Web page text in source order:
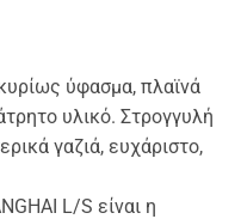
ύφασμα, πλαϊνά
υλικό. Στρογγυλή
γαζιά, ευχάριστο,
L/S είναι η